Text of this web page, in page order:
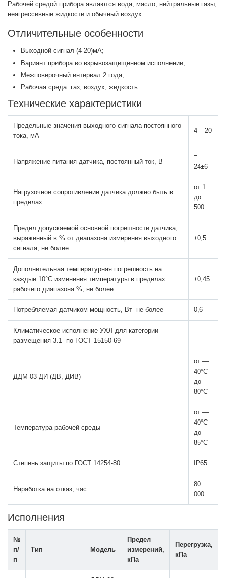
Рабочей средой прибора являются вода, масло, нейтральные газы,
неагрессивные жидкости и обычный воздух.
Отличительные особенности
Выходной сигнал (4-20)мА;
Вариант прибора во взрывозащищенном исполнении;
Межповерочный интервал 2 года;
Рабочая среда: газ, воздух, жидкость.
Технические характеристики
Предельные значения выходного сигнала постоянного
тока, мА
4 – 20
Напряжение питания датчика, постоянный ток, В
=
24±6
Нагрузочное сопротивление датчика должно быть в
пределах
от 1
до
500
Предел допускаемой основной погрешности датчика,
выраженный в % от диапазона измерения выходного
сигнала, не более
±0,5
Дополнительная температурная погрешность на
каждые 10°С изменения температуры в пределах
рабочего диапазона %, не более
±0,45
Потребляемая датчиком мощность, Вт не более 0,6
Климатическое исполнение УХЛ для категории
размещения 3.1 по ГОСТ 15150-69
ДДМ-03-ДИ (ДВ, ДИВ)
от —
40°С
до
80°С
Температура рабочей среды
от —
40°С
до
85°С
Степень защиты по ГОСТ 14254-80 IP65
Наработка на отказ, час
80
000
Исполнения
№
п/
п
Тип Модель
Предел
измерений,
кПа
Перегрузка,
кПа